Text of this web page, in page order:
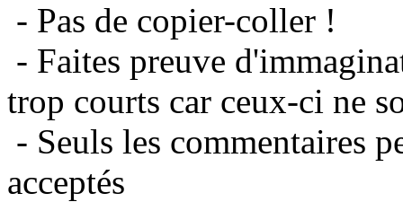
- Pas de copier-coller !
- Faites preuve
trop courts car ceux-ci ne
- Seuls les commentaires
acceptés